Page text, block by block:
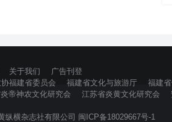
关于我们
广告刊登
福建省委员会 福建省文化与旅游厅 福建
帝神农文化研究会
江苏省炎黄文化研究会
纵横杂志社有限公司 闽ICP备18029667号-1